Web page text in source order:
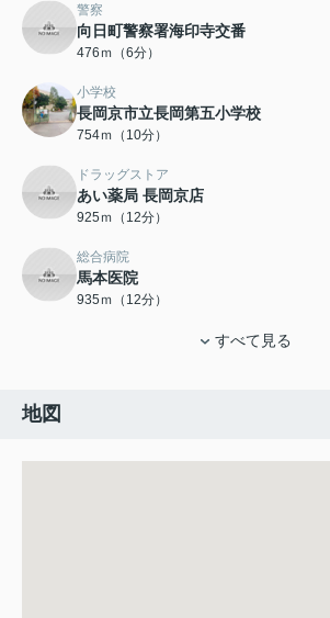
警察
向日町警察署海印寺交番
476ｍ（6分）
小学校
長岡京市立長岡第五小学校
754ｍ（10分）
ドラッグストア
あい薬局 長岡京店
925ｍ（12分）
総合病院
馬本医院
935ｍ（12分）
すべて見る
地図